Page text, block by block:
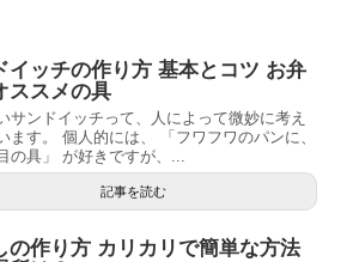
イッチの作り方 基本とコツ お弁
ススメの具
サンドイッチって、人によって微妙に考え
ます。 個人的には、 「フワフワのパンに、
の具」 が好きですが、...
記事を読む
の作り方 カリカリで簡単な方法